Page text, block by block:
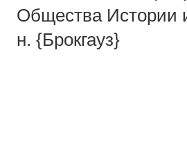
Общества
н. {Брокгауз}